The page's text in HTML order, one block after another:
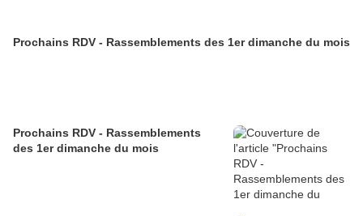
Prochains RDV - Rassemblements des 1er dimanche du mois
Prochains RDV - Rassemblements
des 1er dimanche du mois